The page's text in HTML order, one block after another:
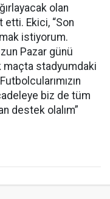
olan
etti. Ekici, “Son
istiyorum.
Pazar günü
maçta stadyumdaki
biz de tüm
destek olalım”